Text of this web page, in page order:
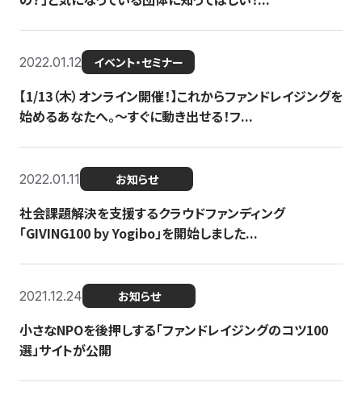
2022.01.12 イベント・セミナー
【1/13（木）オンライン開催！】これからファンドレイジングを
始めるあなたへ。〜すぐに動き出せる！フ...
2022.01.11 お知らせ
社会課題解決を支援するクラウドファンディング
「GIVING100 by Yogibo」を開始しました...
2021.12.24 お知らせ
小さなNPOを後押しする「ファンドレイジングのコツ100
選」サイトが公開